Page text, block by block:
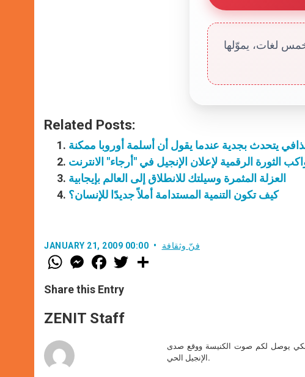
لغات، يموّلها
Related Posts:
يتحدث بجدية عندما يقول أن أسلمة أوروبا ممكنة
الثورة الرقمية لإعلان الإنجيل في "أرجاء" الانترنت
العزلة المثمرة وسيلتك للانطلاق إلى العالم بإيجابية
كيف تكون التنمية المستدامة أملاً جديدًا للإنسان؟
JANUARY 21, 2009 00:00 فنّ وثقافة
W
h
t
s
p
p
M
e
s
e
g
e
F
a
e
b
o
k
w
Share this Entry
ZENIT Staff
لكي يوصل لكم صوت الكنيسة ووقع صدى
الإنجيل الحي.